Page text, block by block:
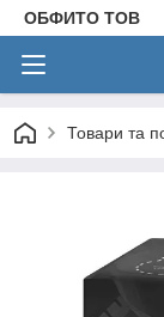
ОБФИТО ТОВ
Товари та